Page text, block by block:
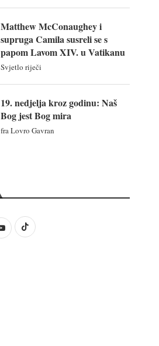
Matthew McConaughey i
supruga Camila susreli se s
papom Lavom XIV. u Vatikanu
Svjetlo riječi
19. nedjelja kroz godinu: Naš
Bog jest Bog mira
fra Lovro Gavran